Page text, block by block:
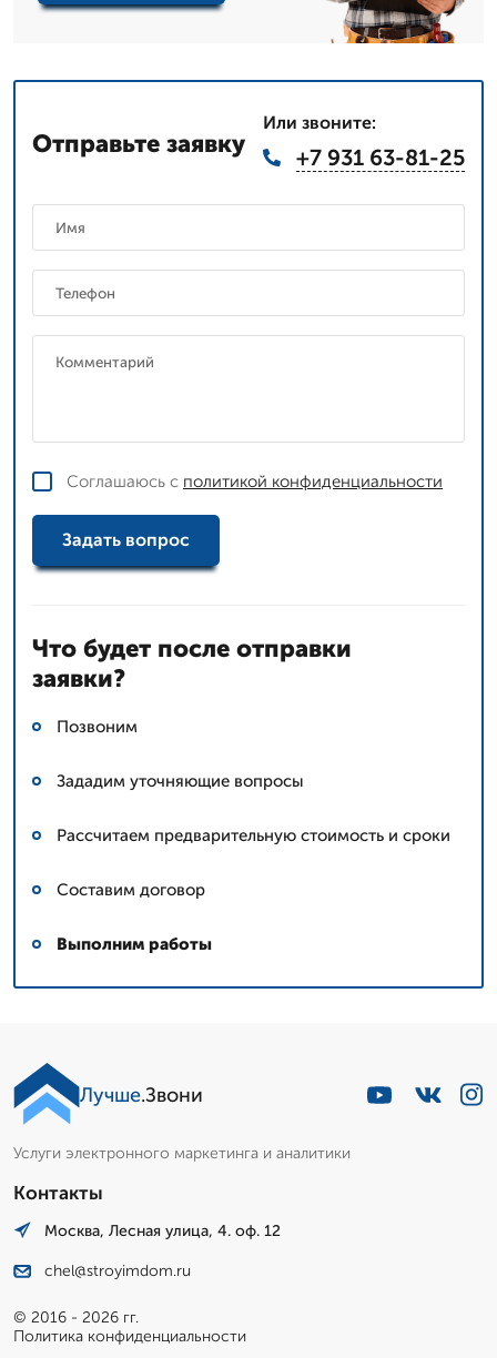
Отправьте заявку
Или звоните:
+7 931 63-81-25
Соглашаюсь с политикой конфиденциальности
Задать вопрос
Что будет после отправки
заявки?
Позвоним
Зададим уточняющие вопросы
Рассчитаем предварительную стоимость и сроки
Составим договор
Выполним работы
Лучше.Звони
Услуги электронного маркетинга и аналитики
Контакты
Москва, Лесная улица, 4. оф. 12
chel@stroyimdom.ru
© 2016 - 2026 гг.
Политика конфиденциальности